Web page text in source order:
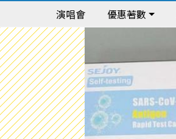
演唱會 優惠著數